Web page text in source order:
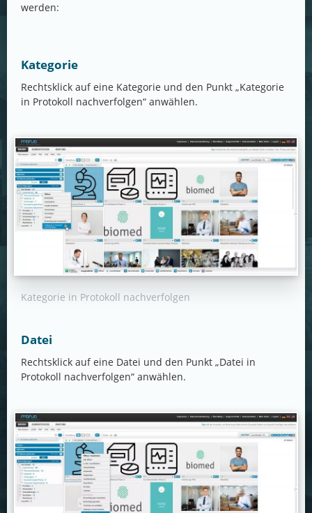
werden:
Kategorie
Rechtsklick auf eine Kategorie und den Punkt „Kategorie
in Protokoll nachverfolgen“ anwählen.
Kategorie in Protokoll nachverfolgen
Datei
Rechtsklick auf eine Datei und den Punkt „Datei in
Protokoll nachverfolgen“ anwählen.